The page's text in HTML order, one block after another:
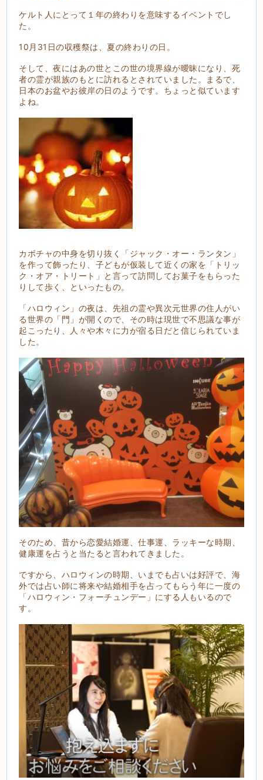
ケルト人にとって１年の終わりを意味するイベントでし
た。
10月31日の収穫祭は、夏の終わりの日。
そして、夜にはあの世とこの世の境界線が曖昧になり、死
者の霊が親族のもとに訪れるとされていました。まるで、
日本のお盆やお彼岸の日のようです。ちょっと似ています
よね。
カボチャの中身を切り抜く「ジャック・オー・ランタン」
を作って飾ったり、子どもが仮装して近くの家を「トリッ
ク・オア・トリート」と言って訪問してお菓子をもらった
りして歩く、といったもの。
「ハロウィン」の夜は、先祖の霊や異次元世界の住人がい
る世界の「門」が開くので、その時は現世で不思議な事が
起こったり、人々や木々に力が宿る日だと信じられていま
した。
そのため、昔から恋愛結婚運、仕事運、ラッキーな時期、
健康運を占うと当たると言われてきました。
ですから、ハロウィンの時期、いまでも占いは好評で、海
外では占い師に将来や結婚相手を占ってもらう年に一度の
「ハロウィン・フォーチュンデー」にする人もいるので
す。